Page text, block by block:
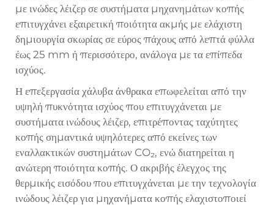
με ινώδες λέιζερ σε συστήματα μηχανημάτων κοπής
επιτυγχάνει εξαιρετική ποιότητα ακμής με ελάχιστη
δημιουργία σκωρίας σε εύρος πάχους από λεπτά φύλλα
έως 25 mm ή περισσότερο, ανάλογα με τα επίπεδα
ισχύος.
Η επεξεργασία χάλυβα άνθρακα επωφελείται από την
υψηλή πυκνότητα ισχύος που επιτυγχάνεται με
συστήματα ινώδους λέιζερ, επιτρέποντας ταχύτητες
κοπής σημαντικά υψηλότερες από εκείνες των
εναλλακτικών συστημάτων CO₂, ενώ διατηρείται η
ανώτερη ποιότητα κοπής. Ο ακριβής έλεγχος της
θερμικής εισόδου που επιτυγχάνεται με την τεχνολογία
ινώδους λέιζερ για μηχανήματα κοπής ελαχιστοποιεί